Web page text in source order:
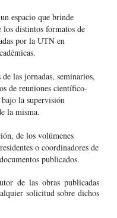
espacio que brinde
distintos formatos de
por la UTN en
las jornadas, seminarios,
de reuniones científico-
la supervisión
la misma.
de los volúmenes
o coordinadores de
publicados.
de las obras publicadas
solicitud sobre dichos